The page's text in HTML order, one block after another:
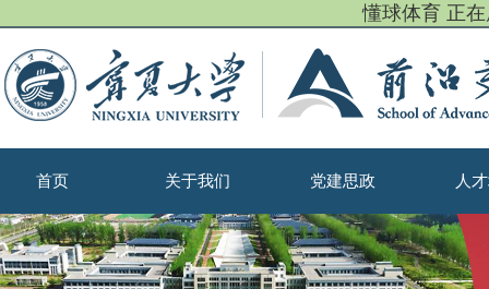
懂球体育 正
首页 关于我们 党建思政 人